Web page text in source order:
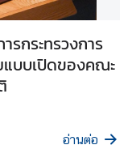
รกระทรวงการ
แบบเปิดของคณะ
อ่านต่อ